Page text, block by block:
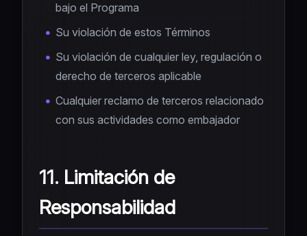
bajo el Programa
Su violación de estos Términos
Su violación de cualquier ley, regulación o
derecho de terceros aplicable
Cualquier reclamo de terceros relacionado
con sus actividades como embajador
11. Limitación de
Responsabilidad